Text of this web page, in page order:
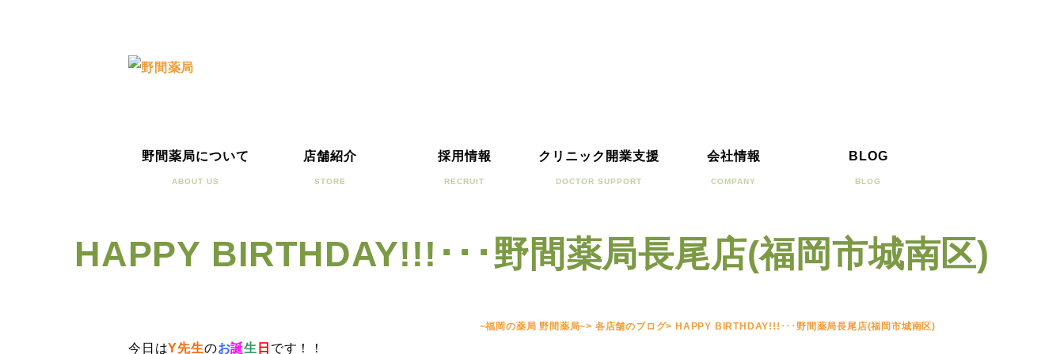
野間薬局について
ABOUT US
店舗紹介
STORE
採用情報
RECRUIT
クリニック開業支援
DOCTOR SUPPORT
会社情報
COMPANY
BLOG
BLOG
HAPPY BIRTHDAY!!!･･･野間薬局長尾店(福岡市城南区)
~福岡の薬局 野間薬局~> 各店舗のブログ> HAPPY BIRTHDAY!!!･･･野間薬局長尾店(福岡市城南区)
今日はY先生のお誕生 日 です！！